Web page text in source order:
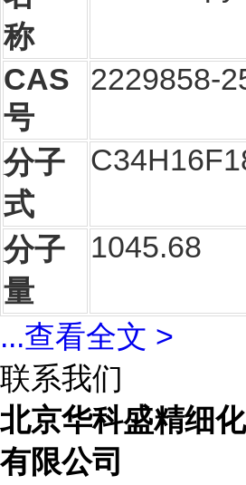
称
CAS
号
2229858-
分子
式
分子
量
1045.68
...查看全文 >
联系我们
北京华科盛精细
有限公司